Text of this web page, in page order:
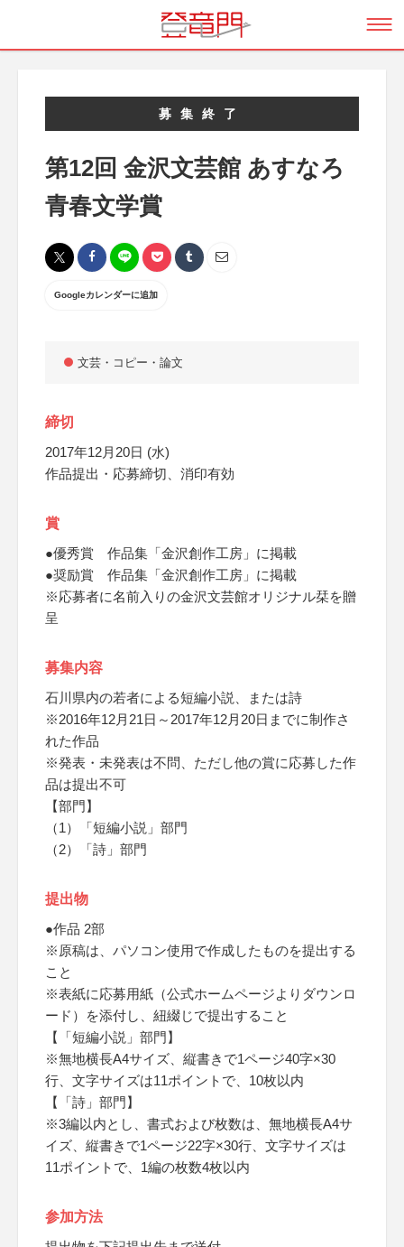
募集終了
第12回 金沢文芸館 あすなろ
青春文学賞
Googleカレンダーに追加
文芸・コピー・論文
締切
2017年12月20日 (水)
作品提出・応募締切、消印有効
賞
●優秀賞 作品集「金沢創作工房」に掲載
●奨励賞 作品集「金沢創作工房」に掲載
※応募者に名前入りの金沢文芸館オリジナル栞を贈
呈
募集内容
石川県内の若者による短編小説、または詩
※2016年12月21日～2017年12月20日までに制作さ
れた作品
※発表・未発表は不問、ただし他の賞に応募した作
品は提出不可
【部門】
（1）「短編小説」部門
（2）「詩」部門
提出物
●作品 2部
※原稿は、パソコン使用で作成したものを提出する
こと
※表紙に応募用紙（公式ホームページよりダウンロ
ード）を添付し、紐綴じで提出すること
【「短編小説」部門】
※無地横長A4サイズ、縦書きで1ページ40字×30
行、文字サイズは11ポイントで、10枚以内
【「詩」部門】
※3編以内とし、書式および枚数は、無地横長A4サ
イズ、縦書きで1ページ22字×30行、文字サイズは
11ポイントで、1編の枚数4枚以内
参加方法